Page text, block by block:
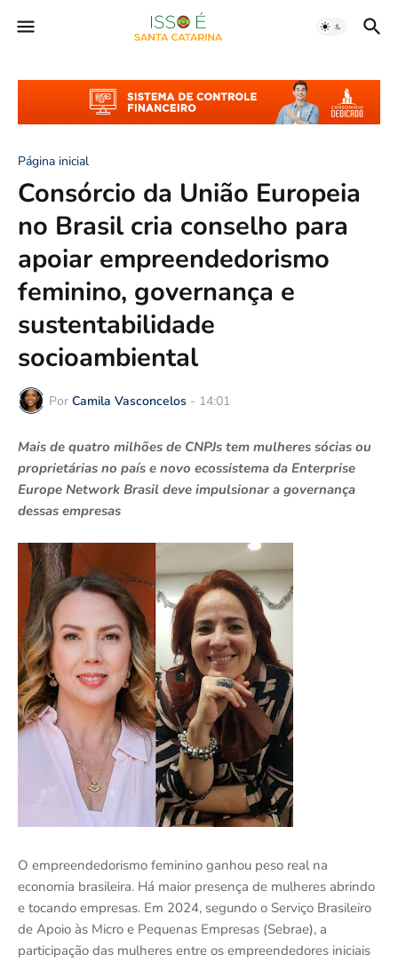
Página inicial
Consórcio da União Europeia
no Brasil cria conselho para
apoiar empreendedorismo
feminino, governança e
sustentabilidade
socioambiental
Por Camila Vasconcelos - 14:01
Mais de quatro milhões de CNPJs tem mulheres sócias ou
proprietárias no país e novo ecossistema da Enterprise
Europe Network Brasil deve impulsionar a governança
dessas empresas
O empreendedorismo feminino ganhou peso real na
economia brasileira. Há maior presença de mulheres abrindo
e tocando empresas. Em 2024, segundo o Serviço Brasileiro
de Apoio às Micro e Pequenas Empresas (Sebrae), a
participação das mulheres entre os empreendedores iniciais